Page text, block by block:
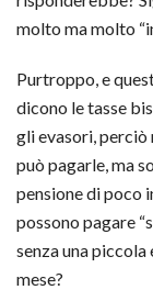
molto ma molto
Purtroppo, e
dicono le tasse
gli evasori, perciò
può pagarle, ma
pensione di poco
possono pagare
senza una
mese?